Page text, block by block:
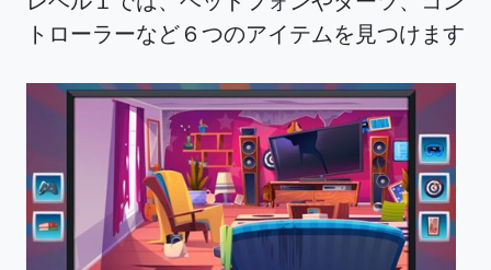
トローラーなど６つのアイテムを見つけます